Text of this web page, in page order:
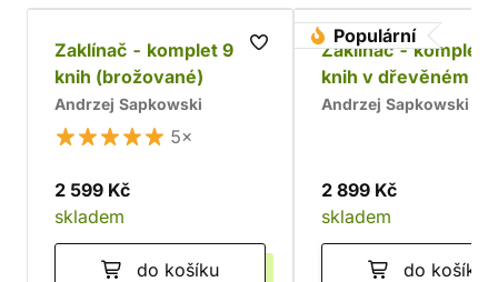
Zaklínač - komplet 9
knih (brožované)
Andrzej Sapkowski
5×
2 599 Kč
skladem
do košíku
Populární
Zaklínač - komplet
knih v dřevěném
Chrám
Andrzej Sapkowski
2 899 Kč
skladem
do košíku